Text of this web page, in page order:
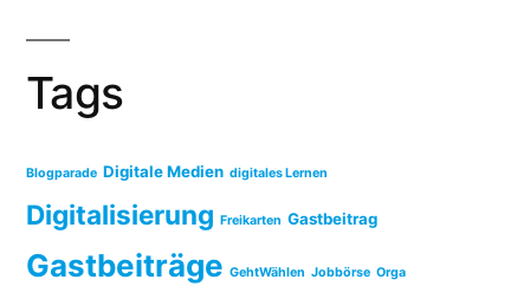
Tags
Blogparade Digitale Medien digitales Lernen
Digitalisierung Freikarten Gastbeitrag
Gastbeiträge GehtWählen Jobbörse Orga